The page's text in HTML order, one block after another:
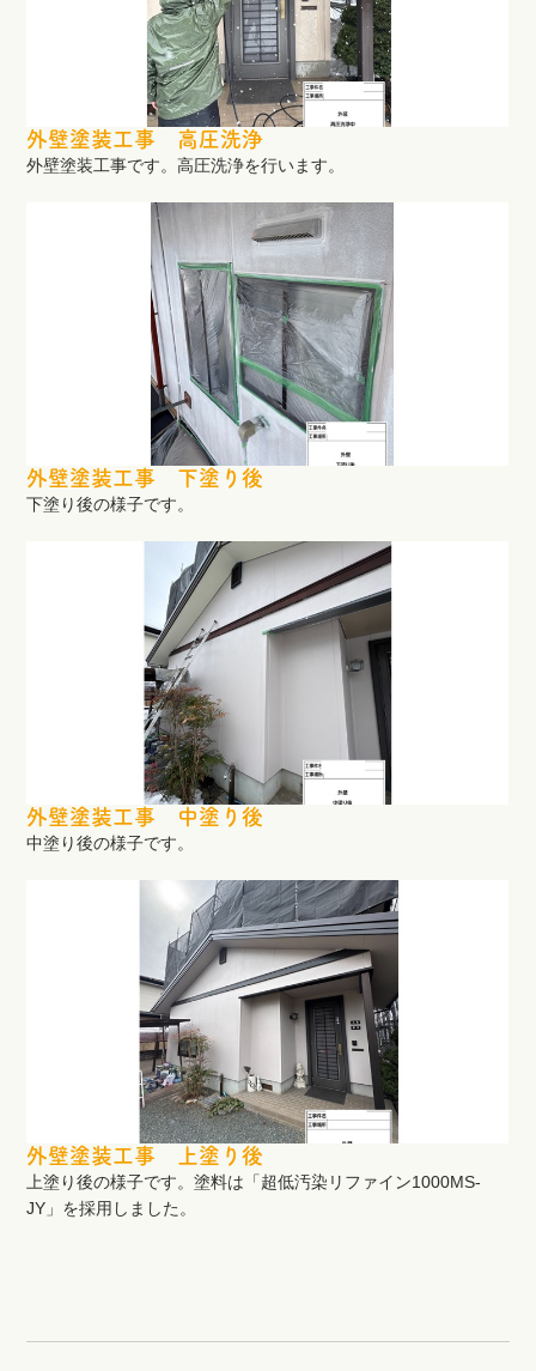
外壁塗装工事 高圧洗浄
外壁塗装工事です。高圧洗浄を行います。
外壁塗装工事 下塗り後
下塗り後の様子です。
外壁塗装工事 中塗り後
中塗り後の様子です。
外壁塗装工事 上塗り後
上塗り後の様子です。塗料は「超低汚染リファイン1000MS-
JY」を採用しました。